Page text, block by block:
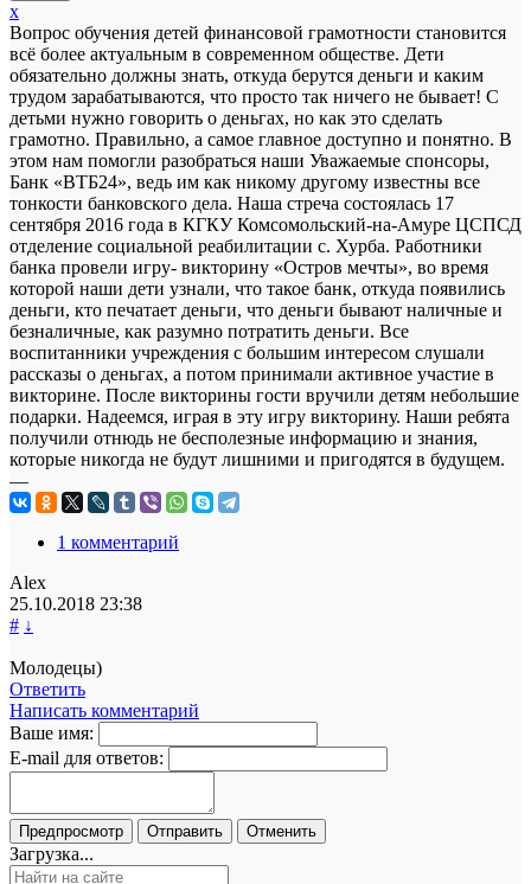
x
Вопрос обучения детей финансовой грамотности становится
всё более актуальным в современном обществе. Дети
обязательно должны знать, откуда берутся деньги и каким
трудом зарабатываются, что просто так ничего не бывает! С
детьми нужно говорить о деньгах, но как это сделать
грамотно. Правильно, а самое главное доступно и понятно. В
этом нам помогли разобраться наши Уважаемые спонсоры,
Банк «ВТБ24», ведь им как никому другому известны все
тонкости банковского дела. Наша стреча состоялась 17
сентября 2016 года в КГКУ Комсомольский-на-Амуре ЦСПСД
отделение социальной реабилитации с. Хурба. Работники
банка провели игру- викторину «Остров мечты», во время
которой наши дети узнали, что такое банк, откуда появились
деньги, кто печатает деньги, что деньги бывают наличные и
безналичные, как разумно потратить деньги. Все
воспитанники учреждения с большим интересом слушали
рассказы о деньгах, а потом принимали активное участие в
викторине. После викторины гости вручили детям небольшие
подарки. Надеемся, играя в эту игру викторину. Наши ребята
получили отнюдь не бесполезные информацию и знания,
которые никогда не будут лишними и пригодятся в будущем.
—
1 комментарий
Alex
25.10.2018 23:38
# ↓
Молодецы)
Ответить
Написать комментарий
Ваше имя:
E-mail для ответов:
Загрузка...